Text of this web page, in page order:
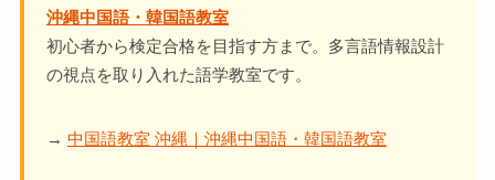
沖縄中国語・韓国語教室
初心者から検定合格を目指す方まで。多言語情報設計
の視点を取り入れた語学教室です。
→ 中国語教室 沖縄｜沖縄中国語・韓国語教室